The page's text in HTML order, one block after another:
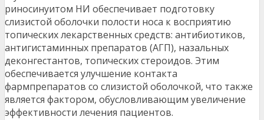
риносинуитом НИ обеспечивает подготовку
слизистой оболочки полости носа к восприятию
топических лекарственных средств: антибиотиков,
антигистаминных препаратов (АГП), назальных
деконгестантов, топических стероидов. Этим
обеспечивается улучшение контакта
фармпрепаратов со слизистой оболочкой, что также
является фактором, обусловливающим увеличение
эффективности лечения пациентов.